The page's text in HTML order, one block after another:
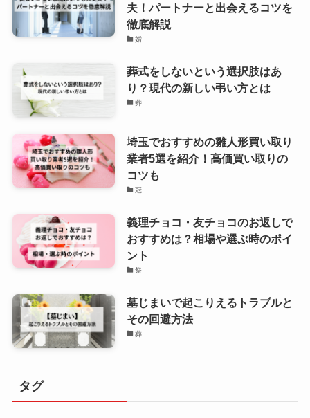
夫！パートナーと出会えるコツを
徹底解説
婚
葬式をしないという選択肢はあ
り？現代の新しい弔い方とは
葬
埼玉でおすすめの雛人形買い取り
業者5選を紹介！高価買い取りの
コツも
冠
義理チョコ・友チョコのお返しで
おすすめは？相場や選ぶ時のポイ
ント
祭
墓じまいで起こりえるトラブルと
その回避方法
葬
タグ